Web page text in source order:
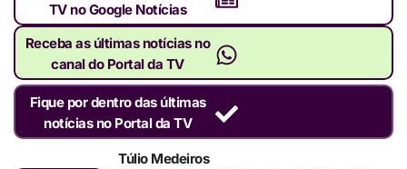
TV no Google Notícias
Receba as últimas notícias no
canal do Portal da TV
Fique por dentro das últimas
notícias no Portal da TV
Túlio Medeiros